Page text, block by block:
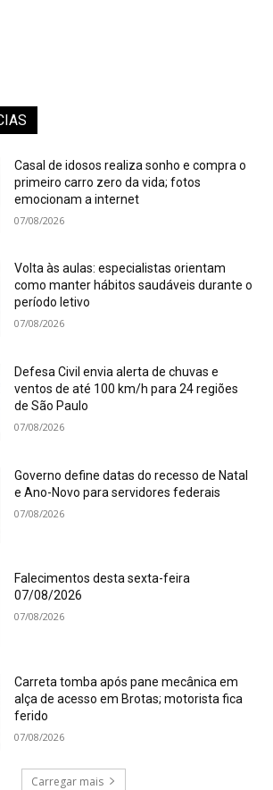
Casal de idosos realiza sonho e compra o
primeiro carro zero da vida; fotos
emocionam a internet
07/08/2026
Volta às aulas: especialistas orientam
como manter hábitos saudáveis durante o
período letivo
07/08/2026
Defesa Civil envia alerta de chuvas e
ventos de até 100 km/h para 24 regiões
de São Paulo
07/08/2026
Governo define datas do recesso de Natal
e Ano-Novo para servidores federais
07/08/2026
Falecimentos desta sexta-feira
07/08/2026
07/08/2026
Carreta tomba após pane mecânica em
alça de acesso em Brotas; motorista fica
ferido
07/08/2026
Carregar mais